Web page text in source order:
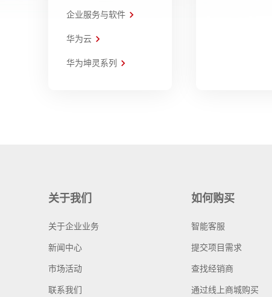
企业服务与软件
华为云
华为坤灵系列
关于我们
关于企业业务
新闻中心
市场活动
联系我们
如何购买
智能客服
提交项目需求
查找经销商
通过线上商城购买